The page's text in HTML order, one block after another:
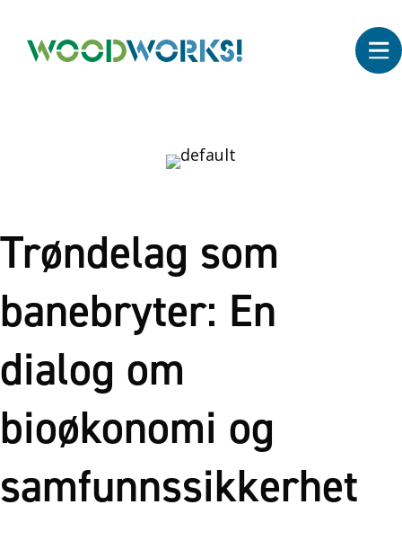
Trøndelag som
banebryter: En
dialog om
bioøkonomi og
samfunnssikkerhet